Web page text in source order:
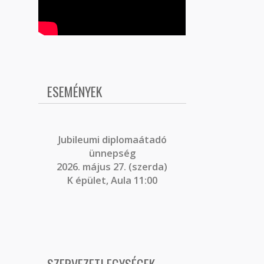
ESEMÉNYEK
Jubileumi diplomaátadó
ünnepség
2026. május 27. (szerda)
K épület, Aula 11:00